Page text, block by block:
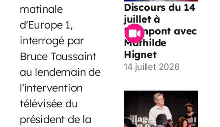
matinale
d'Europe 1,
interrogé par
Bruce Toussaint
au lendemain de
l'intervention
télévisée du
président de la
Discours du 14
juillet à
Paimpont avec
Mathilde
Hignet
14 juillet 2026